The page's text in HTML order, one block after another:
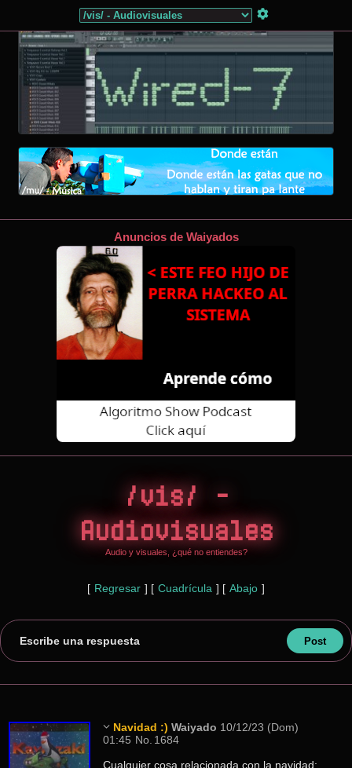
Anuncios de Waiyados
/vis/ -
Audiovisuales
Audio y visuales, ¿qué no entiendes?
[ Regresar ] [ Cuadrícula ] [ Abajo ]
Escribe una respuesta
Navidad :) Waiyado 10/12/23 (Dom)
01:45 No. 1684
Cualquier cosa relacionada con la navidad: